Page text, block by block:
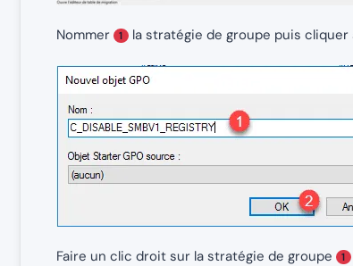
Nommer 1 la stratégie de groupe puis cliquer
Faire un clic droit sur la stratégie de groupe 1